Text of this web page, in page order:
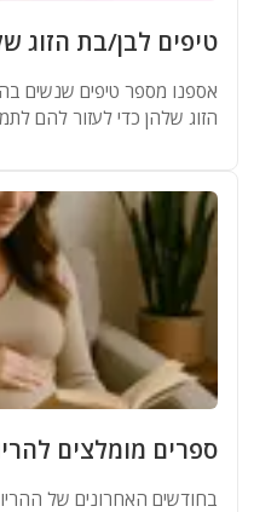
טיפים לבן/בת הזוג
אספנו מספר טיפים שנשים
הזוג שלהן כדי לעזור להם
ספרים מומלצים
בחודשים האחרונים של